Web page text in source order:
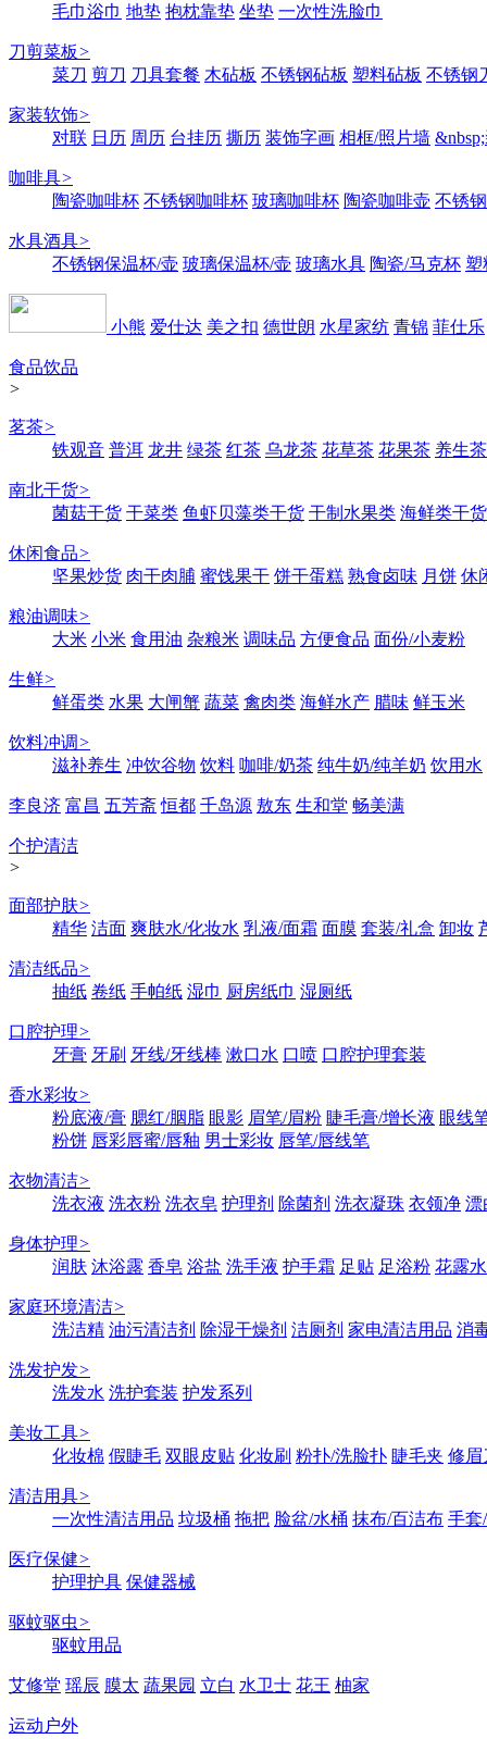
毛巾浴巾 地垫 抱枕靠垫 坐垫 一次性洗脸巾
刀剪菜板>
菜刀 剪刀 刀具套餐 木砧板 不锈钢砧板 塑料砧板 不锈钢
家装软饰>
对联 日历 周历 台挂历 撕历 装饰字画 相框/照片墙
咖啡具>
陶瓷咖啡杯 不锈钢咖啡杯 玻璃咖啡杯 陶瓷咖啡壶 不锈
水具酒具>
不锈钢保温杯/壶 玻璃保温杯/壶 玻璃水具 陶瓷/马克杯 塑
小熊 爱仕达 美之扣 德世朗 水星家纺 青锦 菲仕乐
食品饮品
>
茗茶>
铁观音 普洱 龙井 绿茶 红茶 乌龙茶 花草茶 花果茶 养生茶
南北干货>
菌菇干货 干菜类 鱼虾贝藻类干货 干制水果类 海鲜类干货
休闲食品>
坚果炒货 肉干肉脯 蜜饯果干 饼干蛋糕 熟食卤味 月饼 休
粮油调味>
大米 小米 食用油 杂粮米 调味品 方便食品 面份/小麦粉
生鲜>
鲜蛋类 水果 大闸蟹 蔬菜 禽肉类 海鲜水产 腊味 鲜玉米
饮料冲调>
滋补养生 冲饮谷物 饮料 咖啡/奶茶 纯牛奶/纯羊奶 饮用水
李良济 富昌 五芳斋 恒都 千岛源 敖东 生和堂 畅美满
个护清洁
>
面部护肤>
精华 洁面 爽肤水/化妆水 乳液/面霜 面膜 套装/礼盒 卸妆
清洁纸品>
抽纸 卷纸 手帕纸 湿巾 厨房纸巾 湿厕纸
口腔护理>
牙膏 牙刷 牙线/牙线棒 漱口水 口喷 口腔护理套装
香水彩妆>
粉底液/膏 腮红/胭脂 眼影 眉笔/眉粉 睫毛膏/增长液 眼线
粉饼 唇彩唇蜜/唇釉 男士彩妆 唇笔/唇线笔
衣物清洁>
洗衣液 洗衣粉 洗衣皂 护理剂 除菌剂 洗衣凝珠 衣领净 漂
身体护理>
润肤 沐浴露 香皂 浴盐 洗手液 护手霜 足贴 足浴粉 花露水
家庭环境清洁>
洗洁精 油污清洁剂 除湿干燥剂 洁厕剂 家电清洁用品 消
洗发护发>
洗发水 洗护套装 护发系列
美妆工具>
化妆棉 假睫毛 双眼皮贴 化妆刷 粉扑/洗脸扑 睫毛夹 修眉
清洁用具>
一次性清洁用品 垃圾桶 拖把 脸盆/水桶 抹布/百洁布 手套
医疗保健>
护理护具 保健器械
驱蚊驱虫>
驱蚊用品
艾修堂 瑶辰 膜太 蔬果园 立白 水卫士 花王 柚家
运动户外